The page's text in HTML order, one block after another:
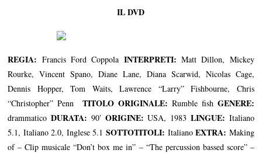
IL DVD
REGIA: Francis Ford Coppola INTERPRETI: Matt Dillon, Mickey
Rourke, Vincent Spano, Diane Lane, Diana Scarwid, Nicolas Cage,
Dennis Hopper, Tom Waits, Lawrence “Larry” Fishbourne, Chris
“Christopher” PennTITOLO ORIGINALE: Rumble fish GENERE:
drammaticoDURATA: 90′ ORIGINE: USA, 1983 LINGUE: Italiano
5.1, Italiano 2.0, Inglese 5.1SOTTOTITOLI: ItalianoEXTRA: Making
of – Clip musicale “Don’t box me in” – “The percussion bassed score” –